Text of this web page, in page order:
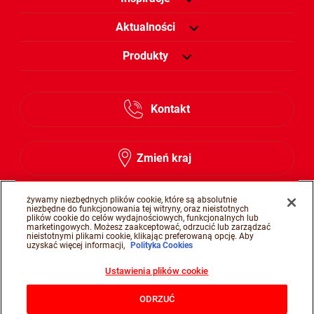
Aktualności
Produkty
Kontakt
Zmień kraj
Śledź nas na
Śledź nas na facebook
Śledź nas na
Śledź nas na
Nota prawna Polityka prywatności
żywamy niezbędnych plików cookie, które są absolutnie
niezbędne do funkcjonowania tej witryny, oraz nieistotnych
plików cookie do celów wydajnościowych, funkcjonalnych lub
marketingowych. Możesz zaakceptować, odrzucić lub zarządzać
nieistotnymi plikami cookie, klikając preferowaną opcję. Aby
uzyskać więcej informacji,
Polityka Cookies
Ustawienia plików cookie
ODRZUĆ